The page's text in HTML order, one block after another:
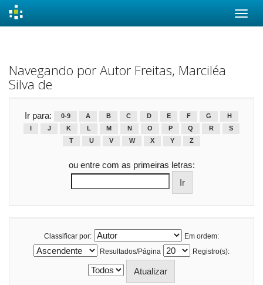
Navegando por Autor Freitas, Marciléa
Silva de
Ir para: 0-9 A B C D E F G
H
J K L M N O P Q R
S
T
U V W X Y Z
ou entre com as primeiras letras:
Classificar por:
Em ordem:
Resultados/Página
Registro(s):